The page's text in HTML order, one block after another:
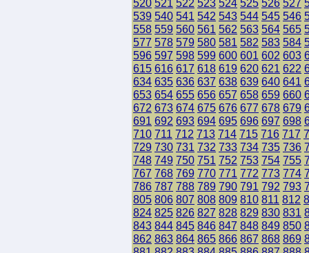
520 521 522 523 524 525 526 527
539 540 541 542 543 544 545 546
558 559 560 561 562 563 564 565
577 578 579 580 581 582 583 584
596 597 598 599 600 601 602 603
615 616 617 618 619 620 621 622
634 635 636 637 638 639 640 641
653 654 655 656 657 658 659 660
672 673 674 675 676 677 678 679
691 692 693 694 695 696 697 698
710 711 712 713 714 715 716 717
729 730 731 732 733 734 735 736
748 749 750 751 752 753 754 755
767 768 769 770 771 772 773 774
786 787 788 789 790 791 792 793
805 806 807 808 809 810 811 812
824 825 826 827 828 829 830 831
843 844 845 846 847 848 849 850
862 863 864 865 866 867 868 869